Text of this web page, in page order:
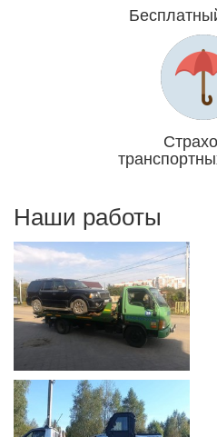
Мы платим
Наши работы